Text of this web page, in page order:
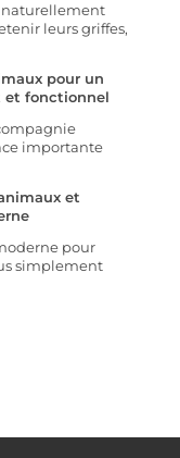
naturellement
leurs griffes,
pour un
et fonctionnel
importante
et
pour
simplement